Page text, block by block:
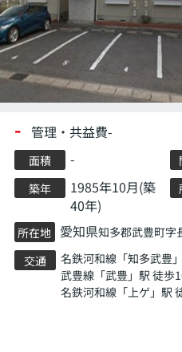
- 管理・共益費-
面積 -
築年
1985年10月(築
40年)
所在地 愛知県知多郡武豊町字
交通 名鉄河和線 「知多武豊
武豊線 「武豊 」駅 徒歩
名鉄河和線 「上ゲ 」駅